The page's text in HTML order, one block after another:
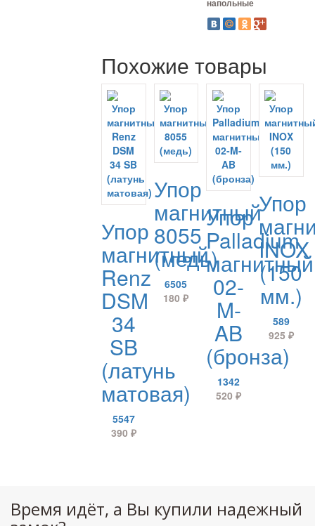
напольные
Похожие товары
Упор
магнитный
Renz
DSM
34
SB
(латунь
матовая)
5547
390 ₽
Упор
магнитный
8055
(медь)
6505
180₽
Упор
Palladium
магнитный
02-
M-
AB
(бронза)
1342
520₽
Упор
INOX
(150
мм.)
589
925 ₽
Время идёт, а Вы купили надежный